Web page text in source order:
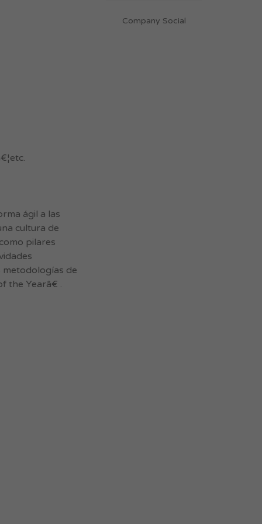
ágil a las
cultura de
pilares
metodologías de
Yearâ€ .
Company Social